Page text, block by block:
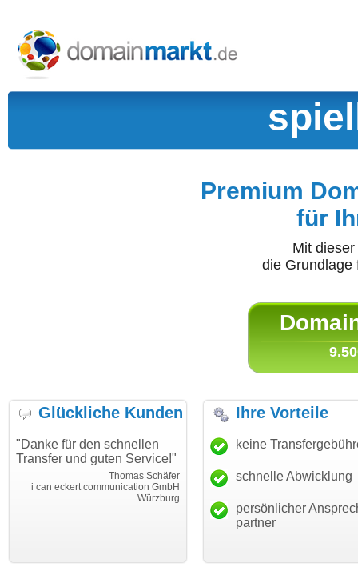
Premium
für
Mit
die
Glückliche Kunden
"Danke für den schnellen
Transfer und guten Service!"
Thomas Schäfer
i can eckert communication GmbH
Würzburg
"Ich bin dankbar, meine
Wunschdomain gefunden zu
haben. Die Domain passt für
mein Business und mich
hundertprozentig."
Ihre Vorteile
keine
schnelle Abwicklung
persönlicher
partner